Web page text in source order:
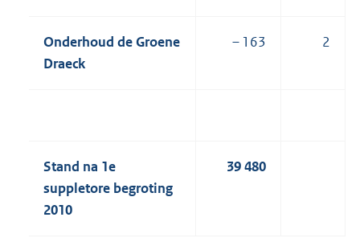
Onderhoud de Groene
Draeck
– 163 2
Stand na 1e
suppletore begroting
2010
39 480